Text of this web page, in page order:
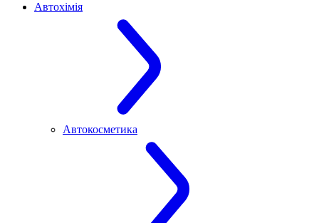
Автохімія
Автокосметика